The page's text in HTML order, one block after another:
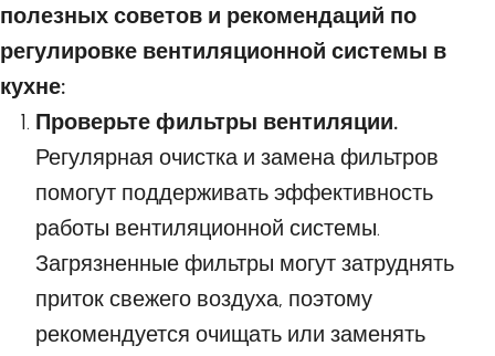
полезных советов и рекомендаций по
регулировке вентиляционной системы в
кухне:
Проверьте фильтры вентиляции.
Регулярная очистка и замена фильтров
помогут поддерживать эффективность
работы вентиляционной системы.
Загрязненные фильтры могут затруднять
приток свежего воздуха, поэтому
рекомендуется очищать или заменять